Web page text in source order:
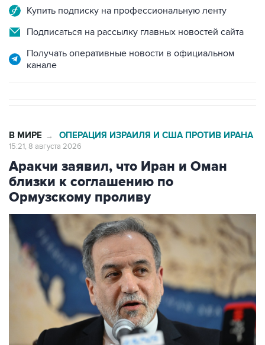
Купить подписку на профессиональную ленту
Подписаться на рассылку главных новостей сайта
Получать оперативные новости в официальном
канале
В МИРЕ → ОПЕРАЦИЯ ИЗРАИЛЯ И США ПРОТИВ ИРАНА
15:21, 8 августа 2026
Аракчи заявил, что Иран и Оман
близки к соглашению по
Ормузскому проливу